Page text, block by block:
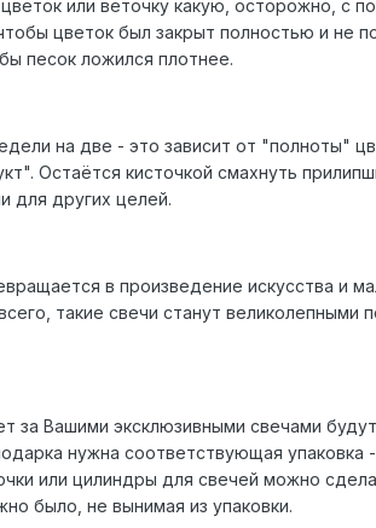
или веточку какую, осторожно, с
цветок был закрыт полностью и не
песок ложился плотнее.
на две - это зависит от "полноты"
Остаётся кисточкой смахнуть
для других целей.
в произведение искусства и
такие свечи станут великолепными
за Вашими эксклюзивными свечами
нужна соответствующая упаковка
или цилиндры для свечей можно
было, не вынимая из упаковки.